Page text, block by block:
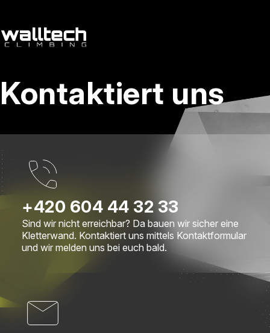
Dienstleitungen
Referenzen
Kontakt
Kontaktiert uns
+420 604 44 32 33
Sind wir nicht erreichbar? Da bauen wir sicher eine
Kletterwand. Kontaktiert uns mittels Kontaktformular
und wir melden uns bei euch bald.